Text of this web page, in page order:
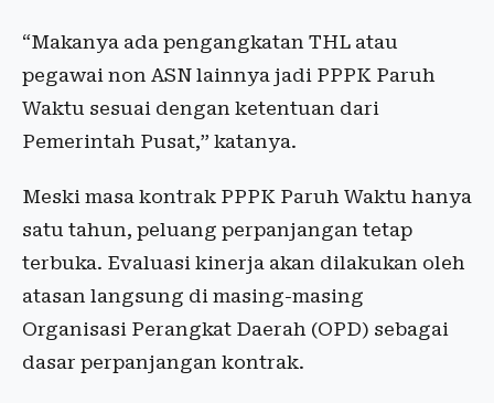
“Makanya ada pengangkatan THL atau
pegawai non ASN lainnya jadi PPPK Paruh
Waktu sesuai dengan ketentuan dari
Pemerintah Pusat,” katanya.
Meski masa kontrak PPPK Paruh Waktu hanya
satu tahun, peluang perpanjangan tetap
terbuka. Evaluasi kinerja akan dilakukan oleh
atasan langsung di masing-masing
Organisasi Perangkat Daerah (OPD) sebagai
dasar perpanjangan kontrak.